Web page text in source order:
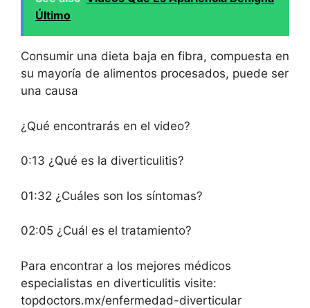
Último
Consumir una dieta baja en fibra, compuesta en
su mayoría de alimentos procesados, puede ser
una causa
¿Qué encontrarás en el video?
0:13 ¿Qué es la diverticulitis?
01:32 ¿Cuáles son los síntomas?
02:05 ¿Cuál es el tratamiento?
Para encontrar a los mejores médicos
especialistas en diverticulitis visite:
topdoctors.mx/enfermedad-diverticular